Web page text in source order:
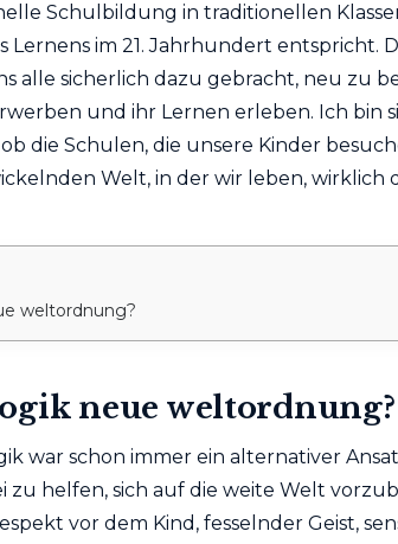
Schulbildung in traditionellen
im 21. Jahrhundert entspricht.
alle sicherlich dazu gebracht, neu zu
und ihr Lernen erleben. Ich bin
die Schulen, die unsere Kinder
Welt, in der wir leben, wirklich
weltordnung?
neue weltordnung?
war schon immer ein alternativer
zu helfen, sich auf die weite Welt
vor dem Kind, fesselnder Geist,